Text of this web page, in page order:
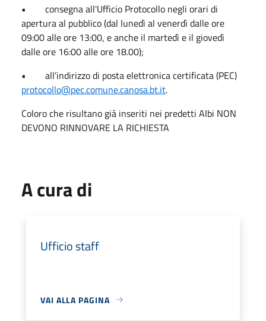
• consegna all'Ufficio Protocollo negli orari di
apertura al pubblico (dal lunedì al venerdì dalle ore
09:00 alle ore 13:00, e anche il martedì e il giovedì
dalle ore 16:00 alle ore 18.00);
• all’indirizzo di posta elettronica certificata (PEC)
protocollo@pec.comune.canosa.bt.it.
Coloro che risultano già inseriti nei predetti Albi NON
DEVONO RINNOVARE LA RICHIESTA
A cura di
Ufficio staff
VAI ALLA PAGINA